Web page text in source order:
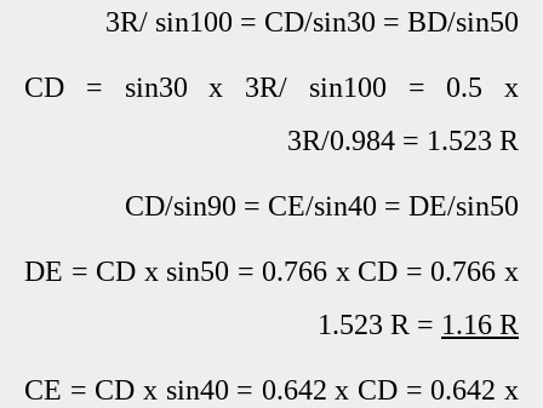
3R/ sin100 = CD/sin30 = BD/sin50
CD = sin30 x 3R/ sin100 = 0.5 x
3R/0.984 = 1.523 R
CD/sin90 = CE/sin40 = DE/sin50
DE = CD x sin50 = 0.766 x CD = 0.766 x
1.523 R = 1.16 R
CE = CD x sin40 = 0.642 x CD = 0.642 x